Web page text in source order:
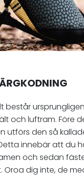
består
och luftram. Före
utförs den så
innebär att du
och sedan
Oroa dig inte, de